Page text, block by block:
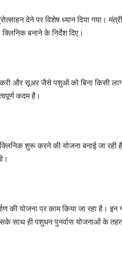
देने पर विशेष ध्यान दिया गया।
बनाने के निर्देश दिए।
और सूअर जैसे पशुओं को बिना किसी
कदम है।
शुरू करने की योजना बनाई जा
की योजना पर काम किया जा रहा है। इन
साथ ही पशुधन पुनर्वास योजनाओं के तहत